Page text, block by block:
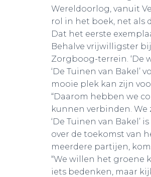
Wereldoorlog, vanuit
rol in het boek, net als
Dat het eerste
Behalve vrijwilligster
Zorgboog-terrein. ‘De
‘De Tuinen van
mooie plek kan zijn
“Daarom hebben we
kunnen verbinden.
‘De Tuinen van
over de toekomst van
meerdere partijen,
“We willen het groene
iets bedenken, maar